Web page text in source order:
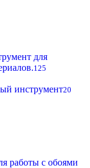
для
125
инструмент20
работы с обоями